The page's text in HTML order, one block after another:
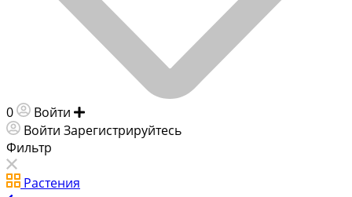
0 Войти
Войти Зарегистрируйтесь
Фильтр
Растения